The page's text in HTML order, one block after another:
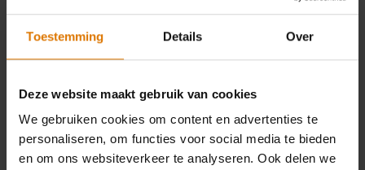
Toestemming Details Over
Deze website maakt gebruik van cookies
We gebruiken cookies om content en advertenties te
personaliseren, om functies voor social media te bieden
en om ons websiteverkeer te analyseren. Ook delen we
7.1 De winnaars worden zo snel mogelijk
Facebook van ‘Weber barbecues Holland’,
met gebruikmaking van de
contactgegevens die bij de
wedstrijddeelname zijn opgegeven. De